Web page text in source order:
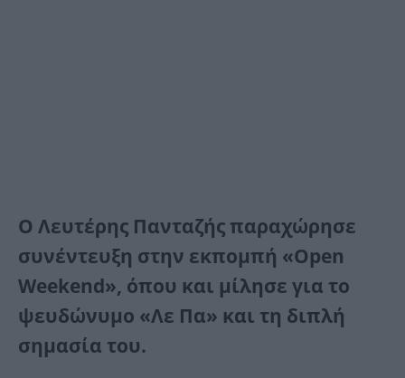
O Λευτέρης Πανταζής παραχώρησε
συνέντευξη στην εκπομπή «Open
Weekend», όπου και μίλησε για το
ψευδώνυμο «Λε Πα» και τη διπλή
σημασία του.